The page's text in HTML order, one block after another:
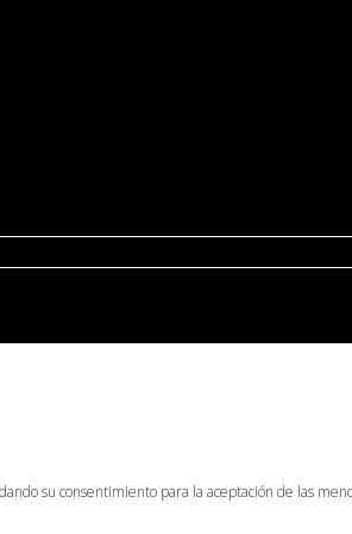
su consentimiento para la aceptación de las